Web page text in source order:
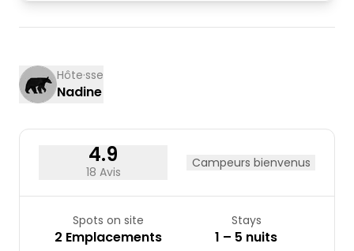
Hôte·sse
Nadine
4.9
18 Avis
Campeurs bienvenus
Spots on site
2 Emplacements
Stays
1 – 5 nuits